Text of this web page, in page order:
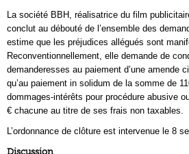
La société BBH, réalisatrice du film
conclut au débouté de l’ensemble des
estime que les préjudices allégués sont
Reconventionnellement, elle demande de
demanderesses au paiement d’une amende
qu’au paiement in solidum de la somme de
dommages-intérêts pour procédure abusive
€ chacune au titre de ses frais non taxables.
L’ordonnance de clôture est intervenue le 8
Discussion